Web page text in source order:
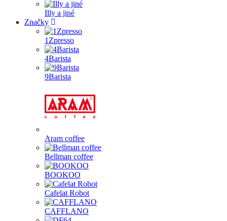
Illy a jiné
Značky
1Zpresso
4Barista
9Barista
Aram coffee
Bellman coffee
BOOKOO
Cafelat Robot
CAFFLANO